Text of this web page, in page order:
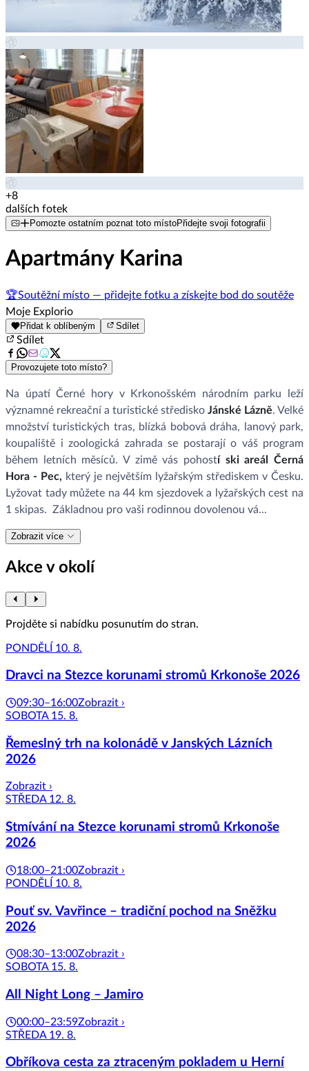
+8
dalších fotek
Pomozte ostatním poznat toto místoPřidejte svoji fotografii
Apartmány Karina
🏆Soutěžní místo — přidejte fotku a získejte bod do soutěže
Moje Explorio
Přidat k oblíbeným Sdílet
Sdílet
Provozujete toto místo?
Na úpatí Černé hory v Krkonošském národním parku leží
významné rekreační a turistické středisko Jánské Lázně. Velké
množství turistických tras, blízká bobová dráha, lanový park,
koupaliště i zoologická zahrada se postarají o váš program
během letních měsíců. V zimě vás pohostí ski areál Černá
Hora - Pec, který je největším lyžařským střediskem v Česku.
Lyžovat tady můžete na 44 km sjezdovek a lyžařských cest na
1 skipas. Základnou pro vaši rodinnou dovolenou vá...
Zobrazit více
Akce v okolí
Projděte si nabídku posunutím do stran.
PONDĚLÍ 10. 8.
Dravci na Stezce korunami stromů Krkonoše 2026
09:30–16:00Zobrazit ›
SOBOTA 15. 8.
Řemeslný trh na kolonádě v Janských Lázních
2026
Zobrazit ›
STŘEDA 12. 8.
Stmívání na Stezce korunami stromů Krkonoše
2026
18:00–21:00Zobrazit ›
PONDĚLÍ 10. 8.
Pouť sv. Vavřince – tradiční pochod na Sněžku
2026
08:30–13:00Zobrazit ›
SOBOTA 15. 8.
All Night Long – Jamiro
00:00–23:59Zobrazit ›
STŘEDA 19. 8.
Obříkova cesta za ztraceným pokladem u Herní